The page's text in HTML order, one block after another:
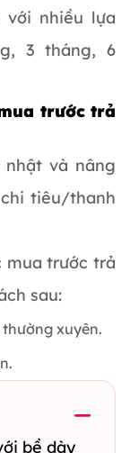
với nhiều lựa
3 tháng, 6
trước trả
nhật và nâng
tiêu/thanh
mua trước trả
sau:
xuyên.
bề dày